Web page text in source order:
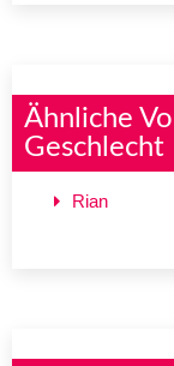
Ähnliche
Geschlecht
Rian